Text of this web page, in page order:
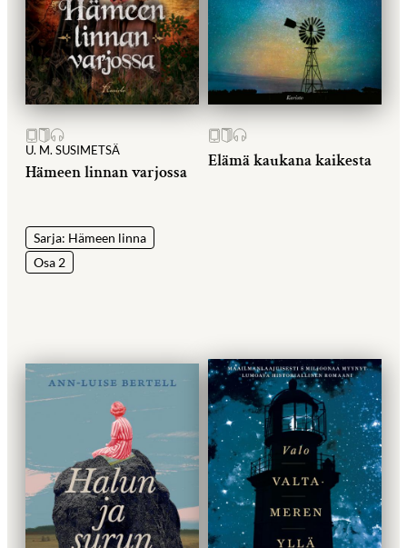
U. M. SUSIMETSÄ
Hämeen linnan varjossa
Sarja: Hämeen linna
Osa 2
Elämä kaukana kaikesta